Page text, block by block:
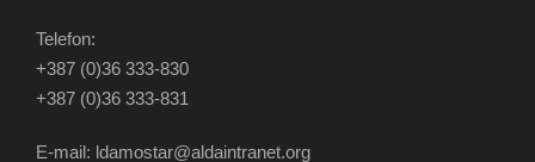
Telefon:
+387 (0)36 333-830
+387 (0)36 333-831
E-mail: ldamostar@aldaintranet.org